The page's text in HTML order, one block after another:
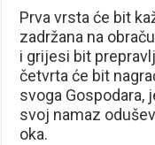
Prva vrsta će bit
zadržana na
i grijesi bit
četvrta će bit
svoga Gospodara,
svoj namaz
oka.